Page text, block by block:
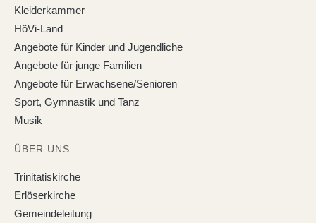
Kleiderkammer
HöVi-Land
Angebote für Kinder und Jugendliche
Angebote für junge Familien
Angebote für Erwachsene/Senioren
Sport, Gymnastik und Tanz
Musik
ÜBER UNS
Trinitatiskirche
Erlöserkirche
Gemeindeleitung